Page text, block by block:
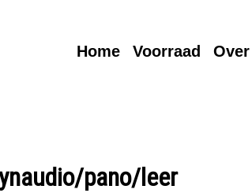
Home Voorraad
pano/leer